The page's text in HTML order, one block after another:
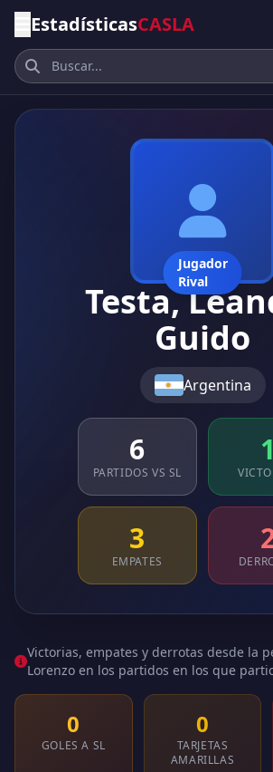
EstadísticasCASLA
Jugador
Rival
Testa,
Guido
Argentina
6
PARTIDOS VS SL
1
3
EMPATES
Victorias, empates y derrotas desde la
Lorenzo en los partidos en los que
0
GOLES A SL
0
TARJETAS
AMARILLAS